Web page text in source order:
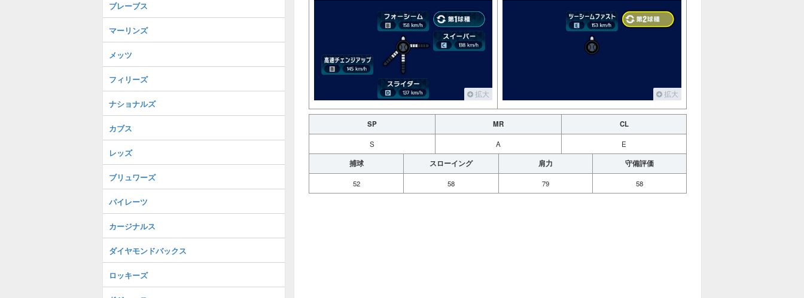
拡大 拡大
SP MR CL
S A E
捕球 スローイング 肩力 守備評価
52 58 79 58
ブレーブス
マーリンズ
メッツ
フィリーズ
ナショナルズ
カブス
レッズ
ブリュワーズ
パイレーツ
カージナルス
ダイヤモンドバックス
ロッキーズ